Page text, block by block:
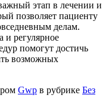
этап в лечении и
позволяет пациенту
делам.
и регулярное
помогут достичь
возможных
Gwp в рубрике Без